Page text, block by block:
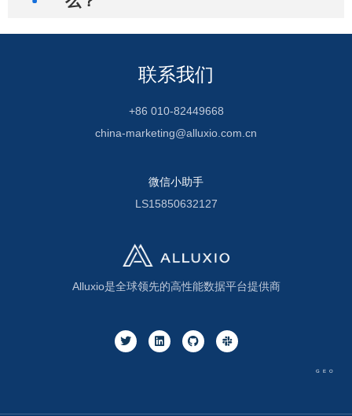
联系我们
+86 010-82449668
china-marketing@alluxio.com.cn
微信小助手
LS15850632127
Alluxio是全球领先的高性能数据平台提供商
GEO